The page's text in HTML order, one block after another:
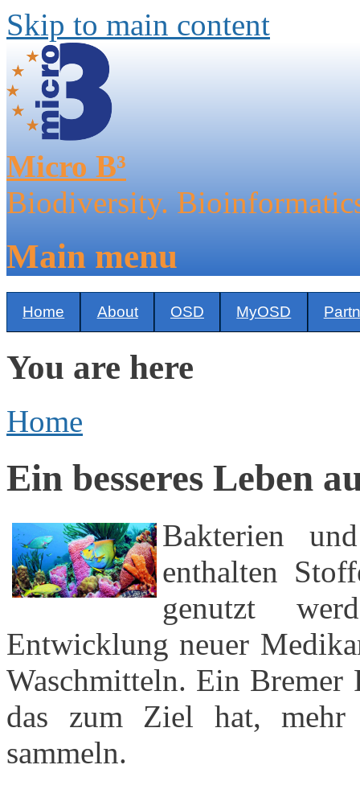
Skip to main content
Micro B³
Biodiversity.
Main menu
Home About OSD MyOSD
You are here
Home
Ein besseres Leben
Bakterien
enthalten
genutzt
Entwicklung neuer
Waschmitteln. Ein
das zum Ziel hat, mehr
sammeln.